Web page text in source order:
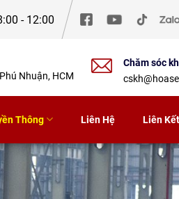
- 12:00
Thông Liên Hệ Liên Kết
Nhuận, HCM
Chăm sóc